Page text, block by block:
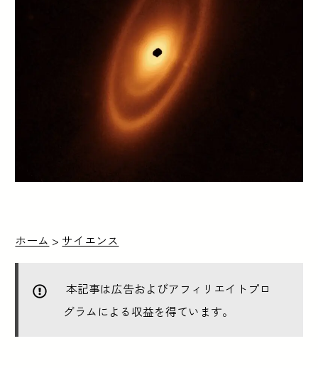
ホーム > サイエンス
本記事は広告およびアフィリエイトプロ
グラムによる収益を得ています。